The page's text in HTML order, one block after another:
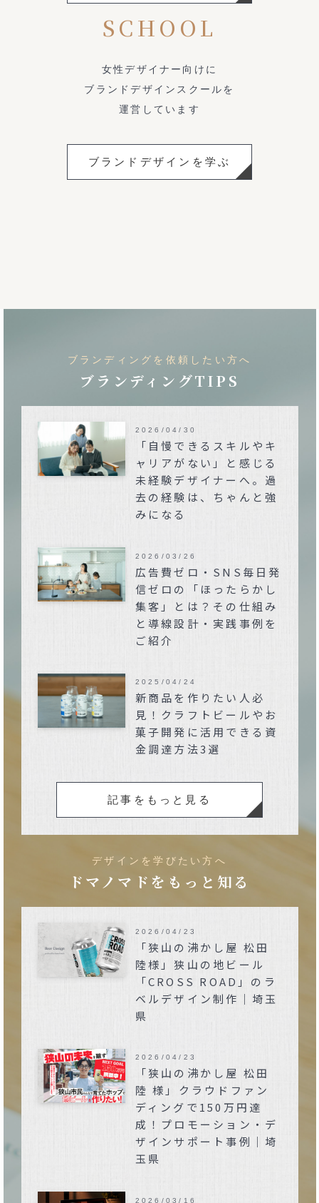
SCHOOL
女性デザイナー向けに
ブランドデザインスクールを
運営しています
ブランドデザインを学ぶ
ブランディングを依頼したい方へ
ブランディングTIPS
「自慢できるスキルやキ
ャリアがない」と感じる
未経験デザイナーへ。過
去の経験は、ちゃんと強
みになる
2026/04/30
広告費ゼロ・SNS毎日発
信ゼロの「ほったらかし
集客」とは？その仕組み
と導線設計・実践事例を
ご紹介
2026/03/26
新商品を作りたい人必
見！クラフトビールやお
菓子開発に活用できる資
金調達方法3選
2025/04/24
記事をもっと見る
デザインを学びたい方へ
ドマノマドをもっと知る
「狭山の沸かし屋 松田
陸様」狭山の地ビール
「CROSS ROAD」のラ
ベルデザイン制作｜埼玉
県
2026/04/23
「狭山の沸かし屋 松田
陸 様」クラウドファン
ディングで150万円達
成！プロモーション・デ
ザインサポート事例｜埼
玉県
2026/04/23
2026/03/16